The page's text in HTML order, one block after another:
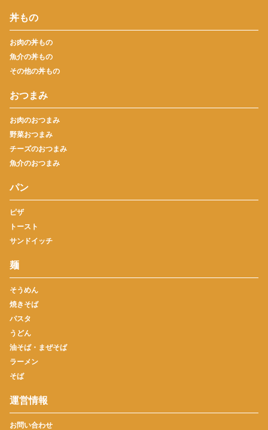
丼もの
お肉の丼もの
魚介の丼もの
その他の丼もの
おつまみ
お肉のおつまみ
野菜おつまみ
チーズのおつまみ
魚介のおつまみ
パン
ピザ
トースト
サンドイッチ
麺
そうめん
焼きそば
パスタ
うどん
油そば・まぜそば
ラーメン
そば
運営情報
お問い合わせ